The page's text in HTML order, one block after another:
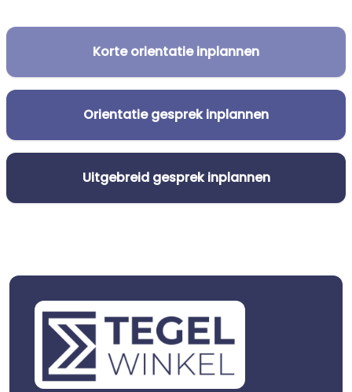
Korte orientatie inplannen
Orientatie gesprek inplannen
Uitgebreid gesprek inplannen